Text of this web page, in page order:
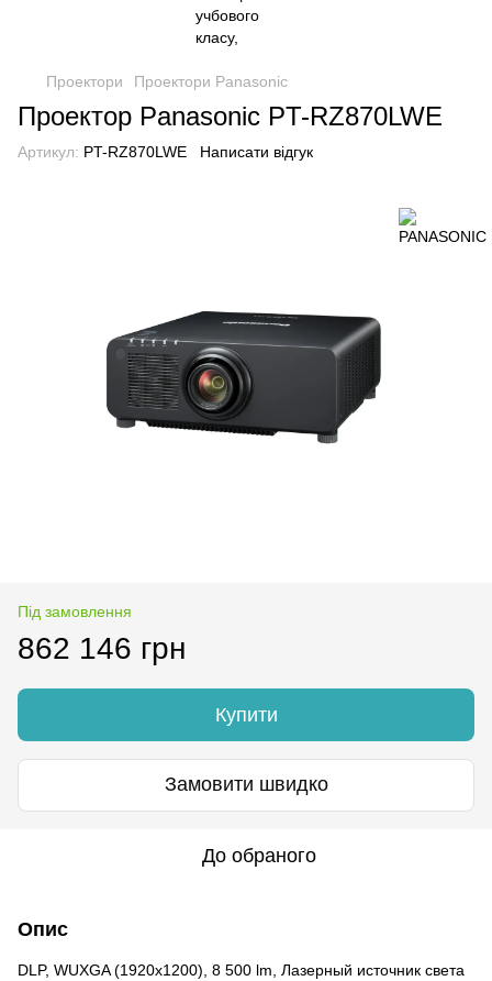
Проектори Проектори Panasonic
Проектор Panasonic PT-RZ870LWE
Артикул: PT-RZ870LWE Написати відгук
Під замовлення
862 146 грн
Купити
Замовити швидко
До обраного
Опис
DLP, WUXGA (1920x1200), 8 500 lm, Лазерный источник света